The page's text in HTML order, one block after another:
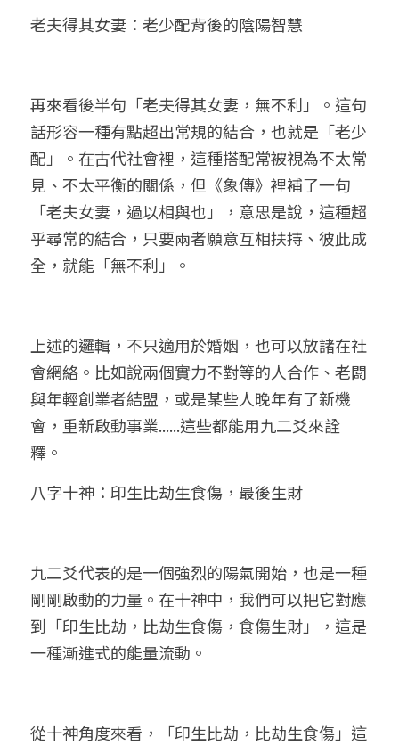
老夫得其女妻：老少配背後的陰陽智慧
再來看後半句「老夫得其女妻，無不利」。這句
話形容一種有點超出常規的結合，也就是「老少
配」。在古代社會裡，這種搭配常被視為不太常
見、不太平衡的關係，但《象傳》裡補了一句
「老夫女妻，過以相與也」，意思是說，這種超
乎尋常的結合，只要兩者願意互相扶持、彼此成
全，就能「無不利」。
上述的邏輯，不只適用於婚姻，也可以放諸在社
會網絡。比如說兩個實力不對等的人合作、老闆
與年輕創業者結盟，或是某些人晚年有了新機
會，重新啟動事業......這些都能用九二爻來詮
釋。
八字十神：印生比劫生食傷，最後生財
九二爻代表的是一個強烈的陽氣開始，也是一種
剛剛啟動的力量。在十神中，我們可以把它對應
到「印生比劫，比劫生食傷，食傷生財」，這是
一種漸進式的能量流動。
從十神角度來看，「印生比劫，比劫生食傷」這